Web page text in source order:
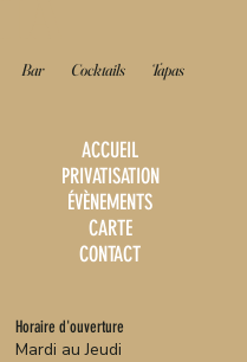
Bar Cocktails Tapas
ACCUEIL
PRIVATISATION
ÉVÈNEMENTS
CARTE
CONTACT
Horaire d'ouverture
Mardi au Jeudi